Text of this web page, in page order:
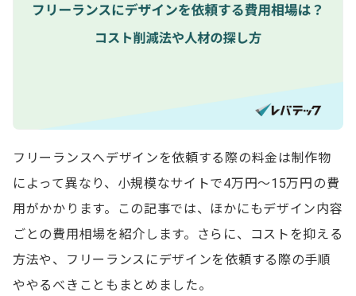
フリーランスへデザインを依頼する際の料金は制作物
によって異なり、小規模なサイトで4万円～15万円の費
用がかかります。この記事では、ほかにもデザイン内容
ごとの費用相場を紹介します。さらに、コストを抑える
方法や、フリーランスにデザインを依頼する際の手順
ややるべきこともまとめました。